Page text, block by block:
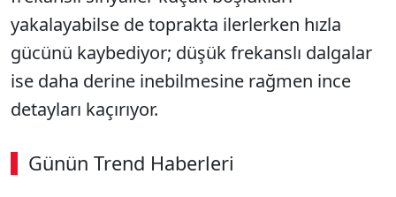
yakalayabilse de toprakta ilerlerken hızla
gücünü kaybediyor; düşük frekanslı dalgalar
ise daha derine inebilmesine rağmen ince
detayları kaçırıyor.
Günün Trend Haberleri